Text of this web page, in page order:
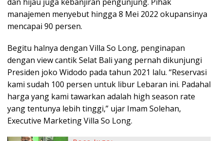
manajemen menyebut hingga 8 Mei 2022 okupansinya
mencapai 90 persen.
Begitu halnya dengan Villa So Long, penginapan
dengan view cantik Selat Bali yang pernah dikunjungi
Presiden joko Widodo pada tahun 2021 lalu. “Reservasi
kami sudah 100 persen untuk libur Lebaran ini. Padahal
harga yang kami tawarkan adalah high season rate
yang tentunya lebih tinggi,” ujar Imam Solehan,
Executive Marketing Villa So Long.